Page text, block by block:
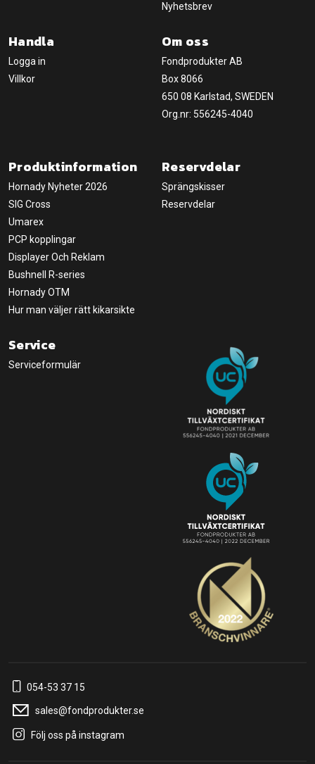
Nyhetsbrev
Handla
Logga in
Villkor
Om oss
Fondprodukter AB
Box 8066
650 08 Karlstad, SWEDEN
Org.nr: 556245-4040
Produktinformation
Hornady Nyheter 2026
SIG Cross
Umarex
PCP kopplingar
Displayer Och Reklam
Bushnell R-series
Hornady OTM
Hur man väljer rätt kikarsikte
Reservdelar
Sprängskisser
Reservdelar
Service
Serviceformulär
054-53 37 15
sales@fondprodukter.se
Följ oss på instagram